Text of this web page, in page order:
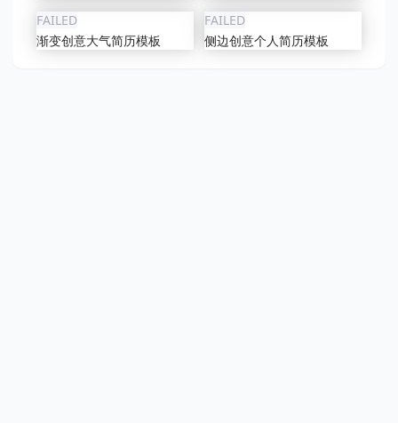
FAILED
渐变创意大气简历模板
FAILED
侧边创意个人简历模板